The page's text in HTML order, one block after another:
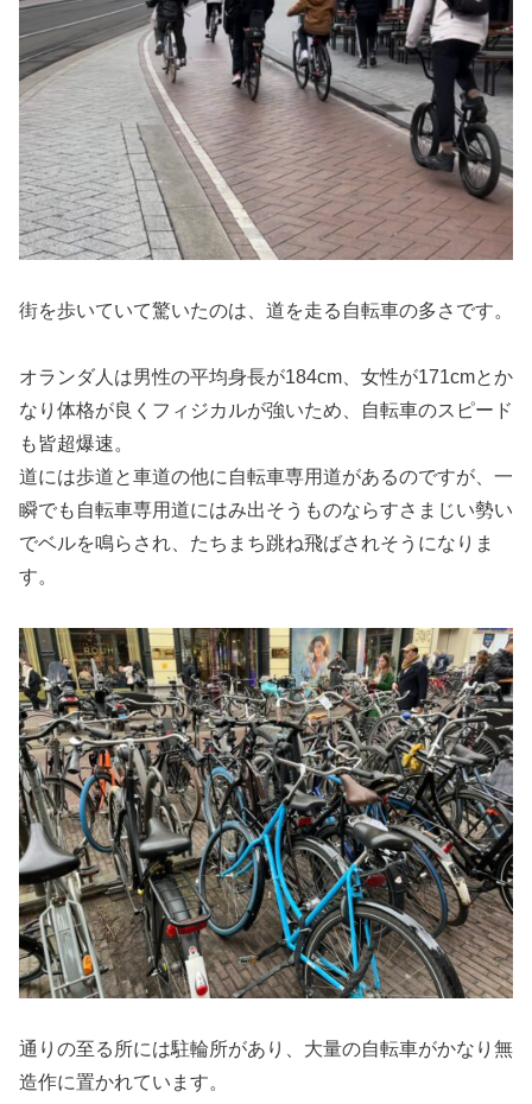
街を歩いていて驚いたのは、道を走る自転車の多さです。
オランダ人は男性の平均身長が184cm、女性が171cmとか
なり体格が良くフィジカルが強いため、自転車のスピード
も皆超爆速。
道には歩道と車道の他に自転車専用道があるのですが、一
瞬でも自転車専用道にはみ出そうものならすさまじい勢い
でベルを鳴らされ、たちまち跳ね飛ばされそうになりま
す。
通りの至る所には駐輪所があり、大量の自転車がかなり無
造作に置かれています。